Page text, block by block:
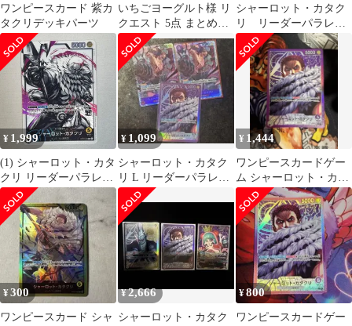
ワンピースカード 紫カ
タクリデッキパーツ
いちごヨーグルト様 リ
クエスト 5点 まとめ商
品
シャーロット・カタク
リ リーダーパラレ
ル op11-062
¥ 1,999
(1) シャーロット・カタ
クリ リーダーパラレ
ル OP03-099
¥ 1,099
シャーロット・カタク
リ L リーダーパラレル
(リーパラ) OP11-062
¥ 1,444
ワンピースカードゲー
ム シャーロット・カタ
クリ OP11-062
¥300
ワンピースカード シャ
¥2,666
シャーロット・カタク
¥800
ワンピースカードゲー